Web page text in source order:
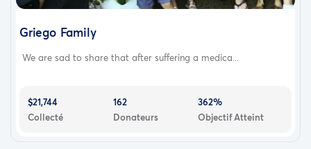
Griego Family
We are sad to share that after suffering a medica...
$21,744
Collecté
162
Donateurs
362%
Objectif Atteint